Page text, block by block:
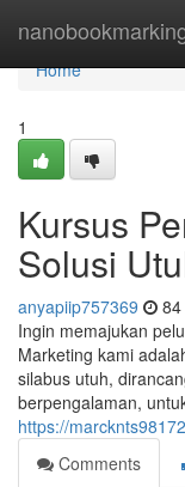
Home
Home
1
Kursus
Solusi
anyapiip757369
Ingin memajukan
Marketing kami
silabus utuh,
berpengalaman,
https://
Comments